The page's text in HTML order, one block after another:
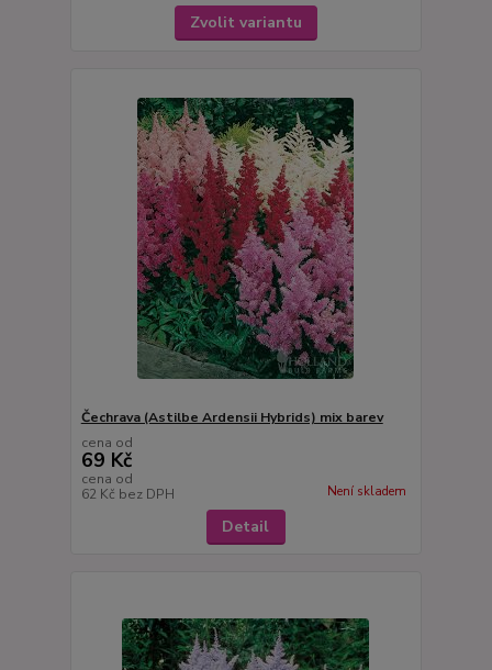
Zvolit variantu
Čechrava (Astilbe Ardensii Hybrids) mix barev
cena od
69 Kč
cena od
62 Kč bez DPH Není skladem
Detail